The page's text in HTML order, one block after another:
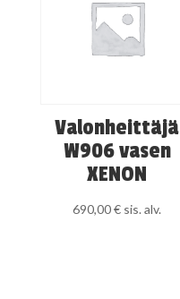
Valonheittäjä
W906 vasen
XENON
690,00€ sis. alv.